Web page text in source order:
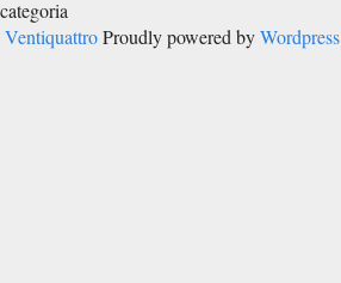
categoria
Ventiquattro Proudly powered byWordpress